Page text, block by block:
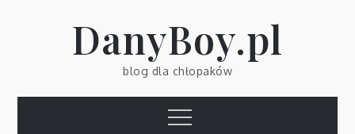
DanyBoy.pl
blog dla chłopaków
Menu